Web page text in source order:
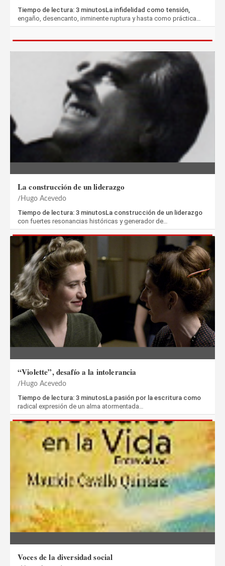
Tiempo de lectura: 3 minutosLa infidelidad como tensión,
engaño, desencanto, inminente ruptura y hasta como práctica…
La construcción de un liderazgo
Hugo Acevedo
Tiempo de lectura: 3 minutosLa construcción de un liderazgo
con fuertes resonancias históricas y generador de…
“Violette”, desafío a la intolerancia
Hugo Acevedo
Tiempo de lectura: 3 minutosLa pasión por la escritura como
radical expresión de un alma atormentada…
Voces de la diversidad social